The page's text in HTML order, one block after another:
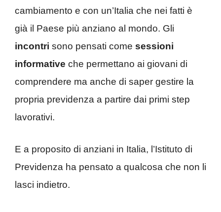
cambiamento e con un’Italia che nei fatti è
già il Paese più anziano al mondo. Gli
incontri sono pensati come sessioni
informative che permettano ai giovani di
comprendere ma anche di saper gestire la
propria previdenza a partire dai primi step
lavorativi.
E a proposito di anziani in Italia, l’Istituto di
Previdenza ha pensato a qualcosa che non li
lasci indietro.